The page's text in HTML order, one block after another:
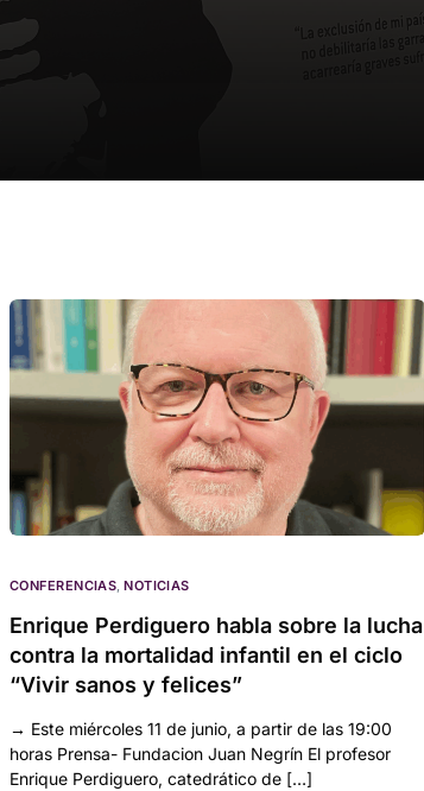
CONFERENCIAS,NOTICIAS
Enrique Perdiguero habla sobre la lucha
contra la mortalidad infantil en el ciclo
“Vivir sanos y felices”
→ Este miércoles 11 de junio, a partir de las 19:00
horas Prensa- Fundacion Juan Negrín El profesor
Enrique Perdiguero, catedrático de […]